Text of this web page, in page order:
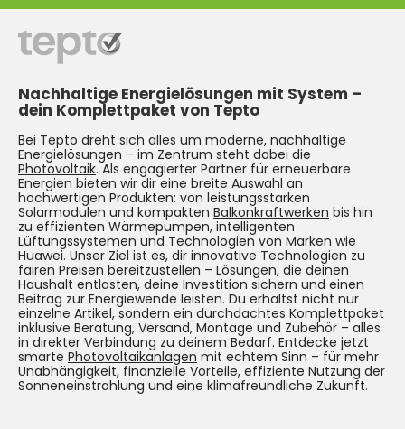
Nachhaltige Energielösungen mit System –
dein Komplettpaket von Tepto
Bei Tepto dreht sich alles um moderne, nachhaltige
Energielösungen – im Zentrum steht dabei die
Photovoltaik. Als engagierter Partner für erneuerbare
Energien bieten wir dir eine breite Auswahl an
hochwertigen Produkten: von leistungsstarken
Solarmodulen und kompakten Balkonkraftwerken bis hin
zu effizienten Wärmepumpen, intelligenten
Lüftungssystemen und Technologien von Marken wie
Huawei. Unser Ziel ist es, dir innovative Technologien zu
fairen Preisen bereitzustellen – Lösungen, die deinen
Haushalt entlasten, deine Investition sichern und einen
Beitrag zur Energiewende leisten. Du erhältst nicht nur
einzelne Artikel, sondern ein durchdachtes Komplettpaket
inklusive Beratung, Versand, Montage und Zubehör – alles
in direkter Verbindung zu deinem Bedarf. Entdecke jetzt
smarte Photovoltaikanlagen mit echtem Sinn – für mehr
Unabhängigkeit, finanzielle Vorteile, effiziente Nutzung der
Sonneneinstrahlung und eine klimafreundliche Zukunft.